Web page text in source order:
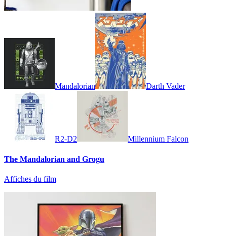
Mandalorian Darth Vader
R2-D2 Millennium Falcon
The Mandalorian and Grogu
Affiches du film